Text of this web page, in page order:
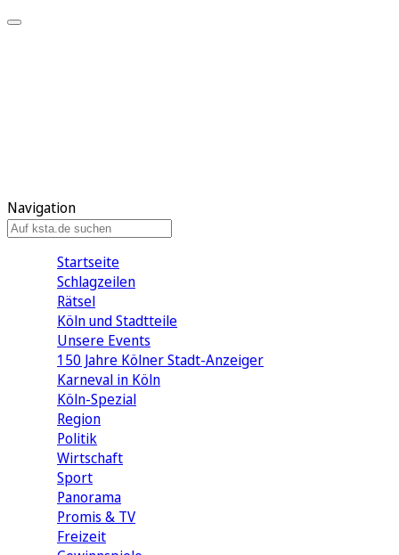
Navigation
Startseite
Schlagzeilen
Rätsel
Köln und Stadtteile
Unsere Events
150 Jahre Kölner Stadt-Anzeiger
Karneval in Köln
Köln-Spezial
Region
Politik
Wirtschaft
Sport
Panorama
Promis & TV
Freizeit